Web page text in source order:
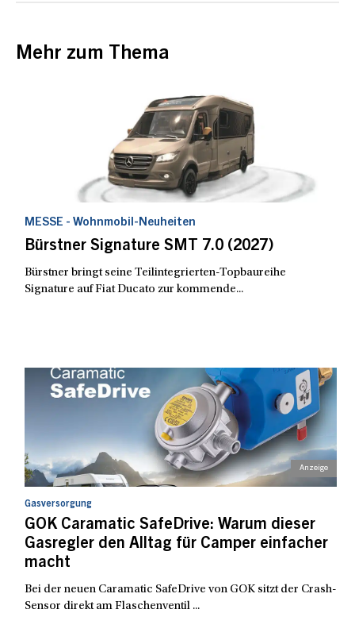
Mehr zum Thema
MESSE - Wohnmobil-Neuheiten
Bürstner Signature SMT 7.0 (2027)
Bürstner bringt seine Teilintegrierten-Topbaureihe
Signature auf Fiat Ducato zur kommende...
Gasversorgung
GOK Caramatic SafeDrive: Warum dieser
Gasregler den Alltag für Camper einfacher
macht
Bei der neuen Caramatic SafeDrive von GOK sitzt der Crash-
Sensor direkt am Flaschenventil ...